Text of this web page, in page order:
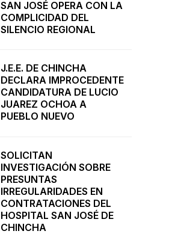
SAN JOSÉ OPERA CON LA
COMPLICIDAD DEL
SILENCIO REGIONAL
J.E.E. DE CHINCHA
DECLARA IMPROCEDENTE
CANDIDATURA DE LUCIO
JUAREZ OCHOA A
PUEBLO NUEVO
SOLICITAN
INVESTIGACIÓN SOBRE
PRESUNTAS
IRREGULARIDADES EN
CONTRATACIONES DEL
HOSPITAL SAN JOSÉ DE
CHINCHA